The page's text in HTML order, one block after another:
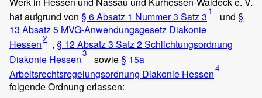
hat aufgrund von § 6 Absatz 1 Nummer 3 Satz 3 1 und§
13 Absatz 5 MVG-Anwendungsgesetz Diakonie
Hessen2 ,§ 12 Absatz 3 Satz 2 Schlichtungsordnung
Diakonie Hessen3 sowie§ 15a
Arbeitsrechtsregelungsordnung Diakonie Hessen4
folgende Ordnung erlassen: